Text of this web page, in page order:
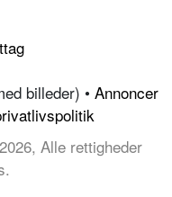
billeder) • Annoncer
Alle rettigheder